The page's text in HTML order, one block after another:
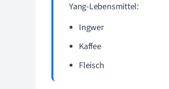
Yang-Lebensmittel:
Ingwer
Kaffee
Fleisch